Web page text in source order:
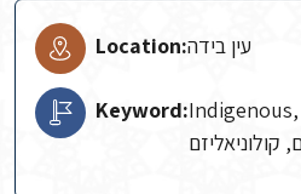
Location:עין בידה
Keyword:Indigenous, אנטישמיות, הסתה,
קולוניאליזם